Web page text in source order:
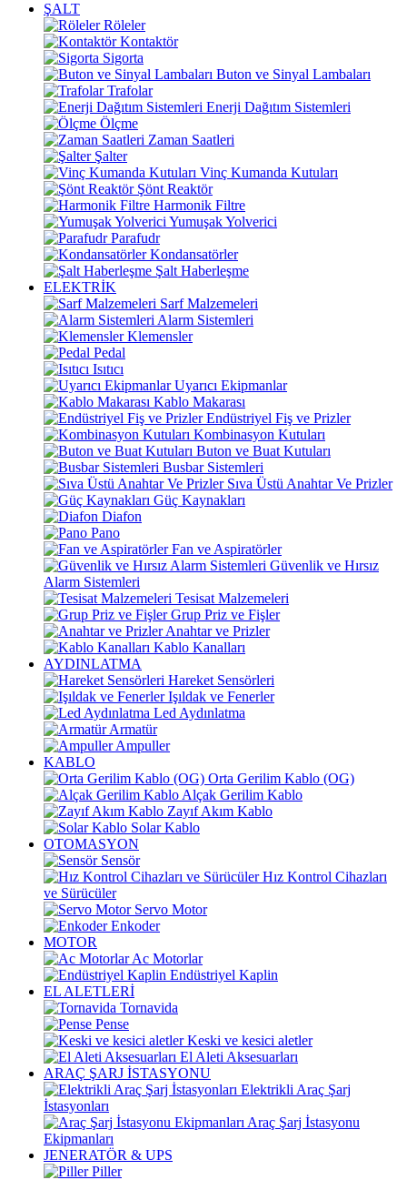
ŞALT
Röleler
Kontaktör
Sigorta
Buton ve Sinyal Lambaları
Trafolar
Enerji Dağıtım Sistemleri
Ölçme
Zaman Saatleri
Şalter
Vinç Kumanda Kutuları
Şönt Reaktör
Harmonik Filtre
Yumuşak Yolverici
Parafudr
Kondansatörler
Şalt Haberleşme
ELEKTRİK
Sarf Malzemeleri
Alarm Sistemleri
Klemensler
Pedal
Isıtıcı
Uyarıcı Ekipmanlar
Kablo Makarası
Endüstriyel Fiş ve Prizler
Kombinasyon Kutuları
Buton ve Buat Kutuları
Busbar Sistemleri
Sıva Üstü Anahtar Ve Prizler
Güç Kaynakları
Diafon
Pano
Fan ve Aspiratörler
Güvenlik ve Hırsız
Alarm Sistemleri
Tesisat Malzemeleri
Grup Priz ve Fişler
Anahtar ve Prizler
Kablo Kanalları
AYDINLATMA
Hareket Sensörleri
Işıldak ve Fenerler
Led Aydınlatma
Armatür
Ampuller
KABLO
Orta Gerilim Kablo (OG)
Alçak Gerilim Kablo
Zayıf Akım Kablo
Solar Kablo
OTOMASYON
Sensör
Hız Kontrol Cihazları
ve Sürücüler
Servo Motor
Enkoder
MOTOR
Ac Motorlar
Endüstriyel Kaplin
EL ALETLERİ
Tornavida
Pense
Keski ve kesici aletler
El Aleti Aksesuarları
ARAÇ ŞARJ İSTASYONU
Elektrikli Araç Şarj
İstasyonları
Araç Şarj İstasyonu
Ekipmanları
JENERATÖR & UPS
Piller